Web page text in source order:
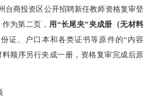
台商投资区公开招聘新任教师资格复审登
作为第二页， 用“长尾夹”夹成册（无材料
份证、户口本和各类证书等原件的“内容
顺序另行夹成一册，资格复审完成后原